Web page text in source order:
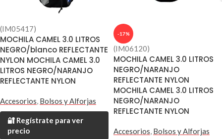
(IM05417)
MOCHILA CAMEL 3.0 LITROS
NEGRO/blanco REFLECTANTE
NYLON MOCHILA CAMEL 3.0
LITROS NEGRO/NARANJO
REFLECTANTE NYLON
Accesorios, Bolsos y Alforjas
🔐 Regístrate para ver
precio
-17%
(IM06120)
MOCHILA CAMEL 3.0 LITROS
NEGRO/NARANJO
REFLECTANTE NYLON
MOCHILA CAMEL 3.0 LITROS
NEGRO/NARANJO
REFLECTANTE NYLON
Accesorios, Bolsos y Alforjas